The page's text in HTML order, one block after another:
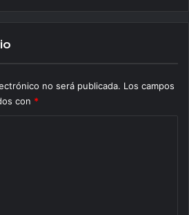
no será publicada. Los campos
con *